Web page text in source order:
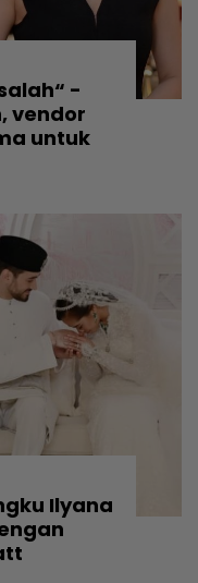
-
vendor
untuk
Ilyana